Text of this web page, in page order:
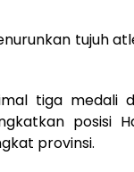
tujuh
tiga medali
posisi
provinsi.